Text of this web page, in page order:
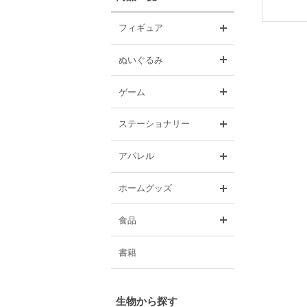
フィギュア
ぬいぐるみ
ゲーム
ステーショナリー
アパレル
ホームグッズ
食品
書籍
生物から探す